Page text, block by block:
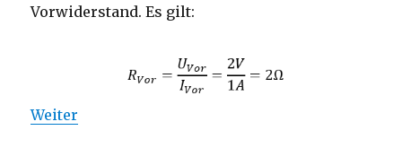
Vorwiderstand. Es gilt:
Weiter